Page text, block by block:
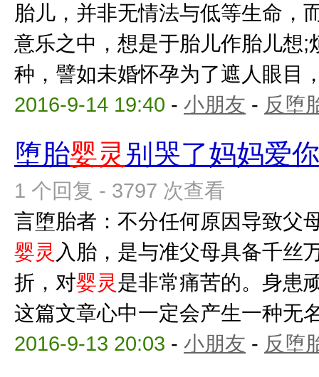
胎儿，并非无情法与低等生命，
意乐之中，想是于胎儿作胎儿想;
种，譬如未婚怀孕为了遮人眼目
2016-9-14 19:40 - 小朋友 - 反堕
堕胎婴灵 别哭了妈妈爱你
1 个回复 - 3797 次查看
言堕胎者：不分任何原因导致父
婴灵 入胎，是与准父母具备千丝
折，对婴灵是非常痛苦的。身患
这篇文章心中一定会产生一种无
2016-9-13 20:03 - 小朋友 - 反堕